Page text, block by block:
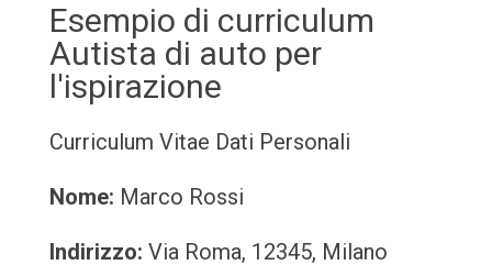
Esempio di curriculum
Autista di auto per
l'ispirazione
Curriculum Vitae Dati Personali
Nome: Marco Rossi
Indirizzo: Via Roma, 12345, Milano